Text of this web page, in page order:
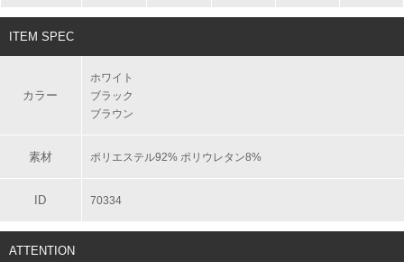
ITEM SPEC
カラー
ホワイト
ブラック
ブラウン
素材 ポリエステル92% ポリウレタン8%
ID 70334
ATTENTION